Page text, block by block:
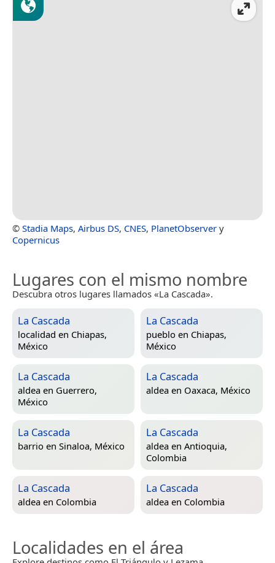
© Stadia Maps, Airbus DS, CNES, PlanetObserver y
Copernicus
Lugares con el mismo nombre
Descubra otros lugares llamados «La Cascada».
La Cascada
localidad en Chiapas,
México
La Cascada
pueblo en Chiapas,
México
La Cascada
aldea en Guerrero,
México
La Cascada
aldea en Oaxaca, México
La Cascada
barrio en Sinaloa, México
La Cascada
aldea en Antioquia,
Colombia
La Cascada
aldea en Colombia
La Cascada
aldea en Colombia
Localidades en el área